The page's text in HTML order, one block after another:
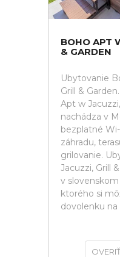
BOHO APT
& GARDEN
Ubytovanie
Grill &
Apt w
nachádza v
bezplatné
záhradu,
grilovanie.
Jacuzzi, Grill
v
ktorého si
dovolenku na